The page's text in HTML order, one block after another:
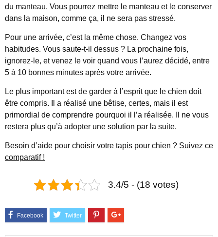
du manteau. Vous pourrez mettre le manteau et le conserver
dans la maison, comme ça, il ne sera pas stressé.
Pour une arrivée, c’est la même chose. Changez vos
habitudes. Vous saute-t-il dessus ? La prochaine fois,
ignorez-le, et venez le voir quand vous l’aurez décidé, entre
5 à 10 bonnes minutes après votre arrivée.
Le plus important est de garder à l’esprit que le chien doit
être compris. Il a réalisé une bêtise, certes, mais il est
primordial de comprendre pourquoi il l’a réalisée. Il ne vous
restera plus qu’à adopter une solution par la suite.
Besoin d’aide pour choisir votre tapis pour chien ? Suivez ce
comparatif !
3.4/5 - (18 votes)